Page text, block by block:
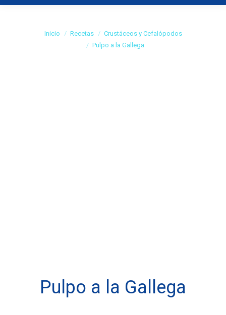
Estás aquí:
Inicio Recetas
Crustáceos y Cefalópodos
Pulpo a la Gallega
Pulpo a la Gallega